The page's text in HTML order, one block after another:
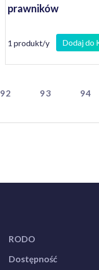
prawników
1 produkt/y Dodaj do
92 93 94
RODO
Dostępność